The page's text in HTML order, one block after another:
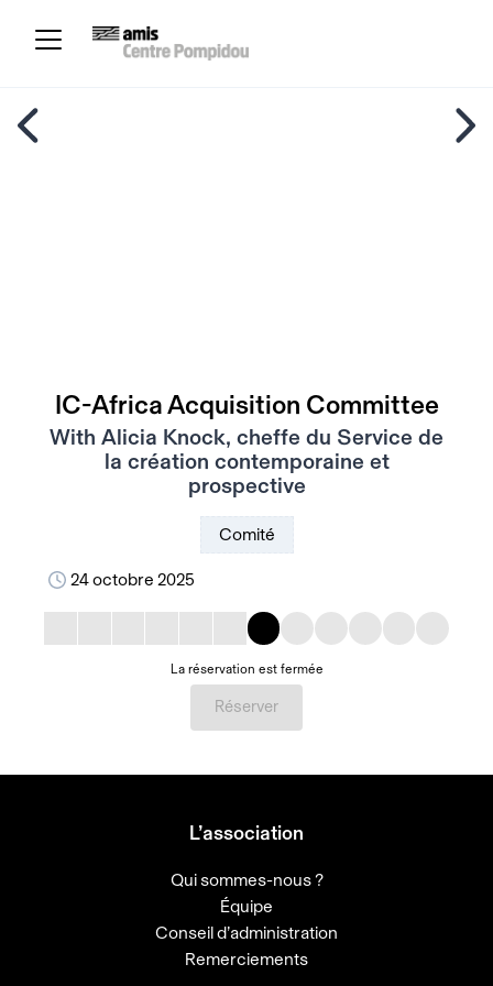
IC-Africa Acquisition Committee
With Alicia Knock, cheffe du Service de
la création contemporaine et
prospective
Comité
24 octobre 2025
La réservation est fermée
Réserver
L’association
Qui sommes-nous ?
Équipe
Conseil d’administration
Remerciements